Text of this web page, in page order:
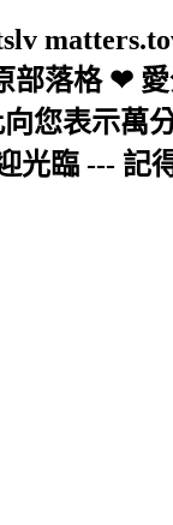
部落格 ❤
您表示萬
光臨 --- 記